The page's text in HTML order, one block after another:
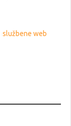
službene web